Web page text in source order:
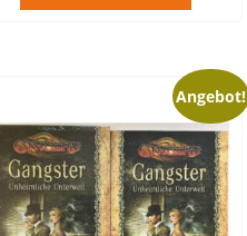
Angebot!